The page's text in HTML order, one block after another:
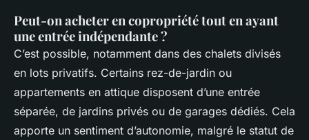
Peut-on acheter en copropriété tout en ayant
une entrée indépendante ?
C’est possible, notamment dans des chalets divisés
en lots privatifs. Certains rez-de-jardin ou
appartements en attique disposent d’une entrée
séparée, de jardins privés ou de garages dédiés. Cela
apporte un sentiment d’autonomie, malgré le statut de